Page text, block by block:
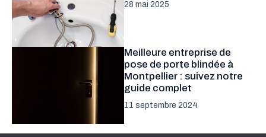
28 mai 2025
Meilleure entreprise de
pose de porte blindée à
Montpellier : suivez notre
guide complet
11 septembre 2024